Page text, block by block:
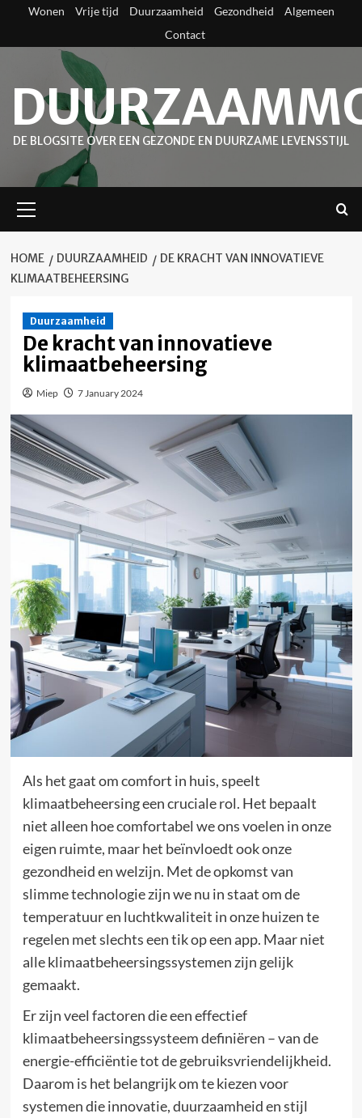
content
Wonen Vrije tijd Duurzaamheid Gezondheid
Algemeen
Contact
DE BLOGSITE OVER EEN GEZONDE EN DUURZAME LEVENSSTIJL
Menu
HOME DUURZAAMHEID
DE KRACHT VAN INNOVATIEVE
KLIMAATBEHEERSING
Duurzaamheid
De kracht van innovatieve
klimaatbeheersing
Miep 7 January 2024
Als het gaat om comfort in huis, speelt
klimaatbeheersing een cruciale rol. Het bepaalt
niet alleen hoe comfortabel we ons voelen in onze
eigen ruimte, maar het beïnvloedt ook onze
gezondheid en welzijn. Met de opkomst van
slimme technologie zijn we nu in staat om de
temperatuur en luchtkwaliteit in onze huizen te
regelen met slechts een tik op een app. Maar niet
alle klimaatbeheersingssystemen zijn gelijk
gemaakt.
Er zijn veel factoren die een effectief
klimaatbeheersingssysteem definiëren – van de
energie-efficiëntie tot de gebruiksvriendelijkheid.
Daarom is het belangrijk om te kiezen voor
systemen die innovatie, duurzaamheid en stijl